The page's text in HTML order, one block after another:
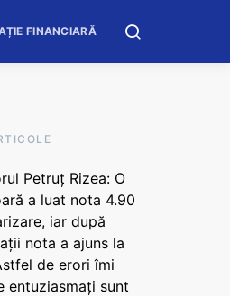
FINANCIARĂ
Petruț Rizea: O
a luat nota 4.90
iar după
nota a ajuns la
de erori îmi
entuziasmați sunt